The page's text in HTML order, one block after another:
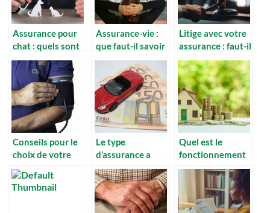
Assurance pour
chat : quels sont
les avantages ?
Assurance-vie :
que faut-il savoir
sur le beneficiaire
Litige avec votre
assurance : faut-il
agir en justice ?
Conseils pour le
choix de votre
couverture de
sante.
Le type
d’assurance a
choisir pour sa
voiture
Quel est le
fonctionnement
de l’assurance
habitation
ecoresponsable ?